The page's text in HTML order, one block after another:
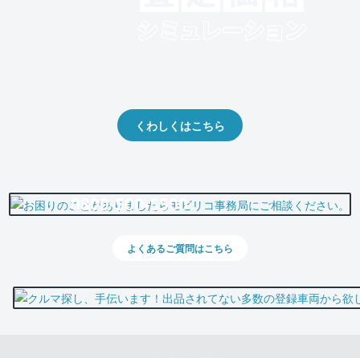
くわしくはこちら
0800-500-5500
よくあるご質問はこちら